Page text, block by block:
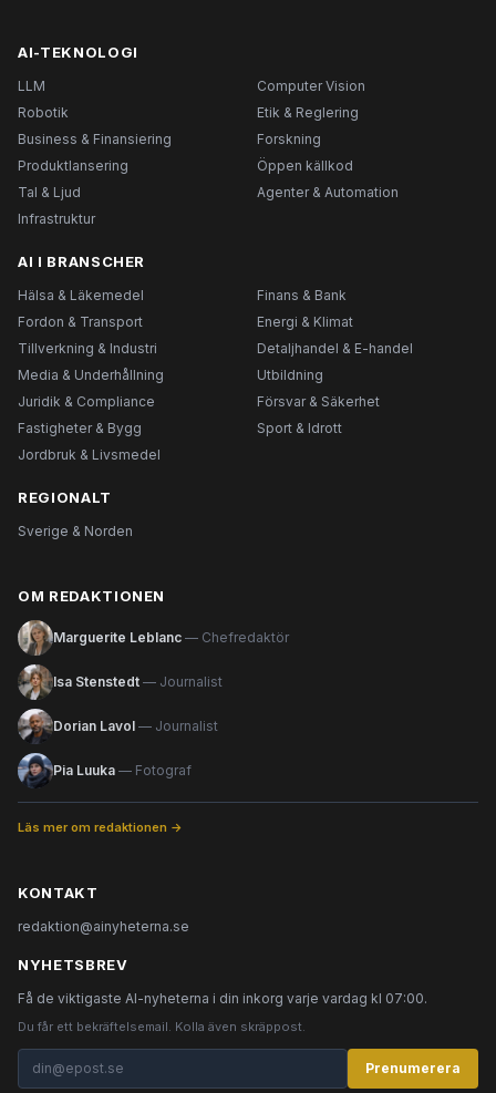
AI-TEKNOLOGI
LLM
Computer Vision
Robotik
Etik & Reglering
Business & Finansiering
Forskning
Produktlansering
Öppen källkod
Tal & Ljud
Agenter & Automation
Infrastruktur
AI I BRANSCHER
Hälsa & Läkemedel
Finans & Bank
Fordon & Transport
Energi & Klimat
Tillverkning & Industri
Detaljhandel & E-handel
Media & Underhållning
Utbildning
Juridik & Compliance
Försvar & Säkerhet
Fastigheter & Bygg
Sport & Idrott
Jordbruk & Livsmedel
REGIONALT
Sverige & Norden
OM REDAKTIONEN
Marguerite Leblanc — Chefredaktör
Isa Stenstedt — Journalist
Dorian Lavol — Journalist
Pia Luuka — Fotograf
Läs mer om redaktionen →
KONTAKT
redaktion@ainyheterna.se
NYHETSBREV
Få de viktigaste AI-nyheterna i din inkorg varje vardag kl 07:00.
Du får ett bekräftelsemail. Kolla även skräppost.
Prenumerera